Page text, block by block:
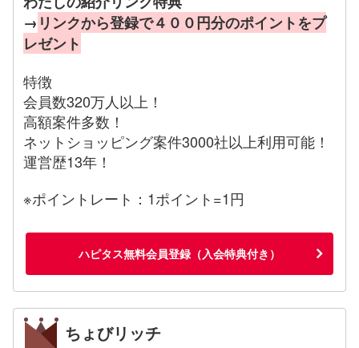
→ リンクから登録で４００円分のポイントをプ
レゼント
特徴
会員数320万人以上！
高額案件多数！
ネットショッピング案件3000社以上利用可能！
運営歴13年！
※ポイントレート：1ポイント=1円
ハピタス無料会員登録（入会特典付き）
ちょびリッチ